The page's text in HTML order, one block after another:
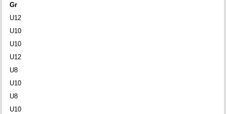
Gr
U12
U10
U10
U12
U8
U10
U8
U10